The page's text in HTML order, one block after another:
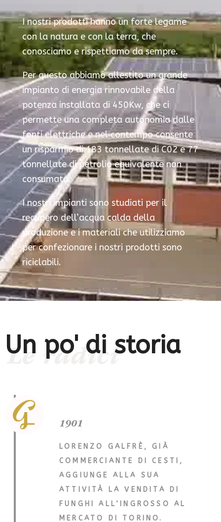
I nostri prodotti hanno un forte legame
con la natura e con la terra, che
conosciamo e rispettiamo da sempre.
Per questo abbiamo allestito un grande
impianto di energia rinnovabile della
potenza installata di 450Kw, che ci
permette una completa autonomia dalle
fonti elettriche e nel contempo consente
un risparmio di 183 tonnellate di C02 e 77
tonnellate di petrolio equivalente non
consumato.
I nostri impianti sono studiati per il
recupero dell’acqua calda della
produzione e i materiali che utilizziamo
per confezionare i nostri prodotti sono
riciclabili.
Le radici
Un po' di storia
1901
LORENZO GALFRÈ, GIÀ
COMMERCIANTE DI CESTI,
AGGIUNGE ALLA SUA
ATTIVITÀ LA VENDITA DI
FUNGHI ALL’INGROSSO AL
MERCATO DI TORINO.